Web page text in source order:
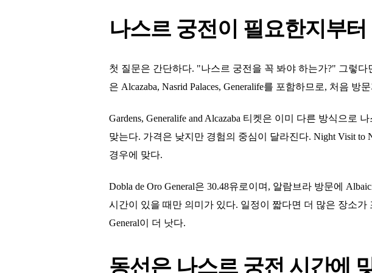
나스르 궁전이 필요한지부
첫 질문은 간단하다. "나스르 궁전을 꼭 봐야 하는가?" 그렇다
은 Alcazaba, Nasrid Palaces, Generalife를 포함하므로, 처음
Gardens, Generalife and Alcazaba 티켓은 이미 다른 방식으
맞는다. 가격은 낮지만 경험의 중심이 달라진다. Night Visit to
경우에 맞다.
Dobla de Oro General은 30.48유로이며, 알람브라 방문에
시간이 있을 때만 의미가 있다. 일정이 짧다면 더 많은 장소
General이 더 낫다.
동선은 나스르 궁전 시간에